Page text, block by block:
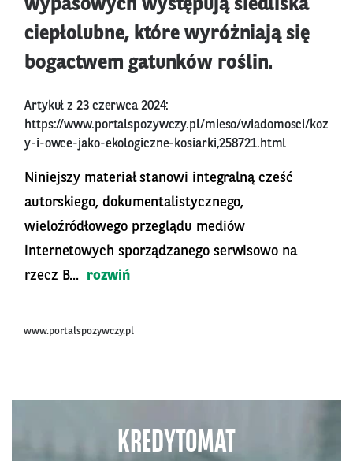
wypasowych występują siedliska
ciepłolubne, które wyróżniają się
bogactwem gatunków roślin.
Artykuł z 23 czerwca 2024:
https://www.portalspozywczy.pl/mieso/wiadomosci/koz
y-i-owce-jako-ekologiczne-kosiarki,258721.html
Niniejszy materiał stanowi integralną cześć
autorskiego, dokumentalistycznego,
wieloźródłowego przeglądu mediów
internetowych sporządzanego serwisowo na
rzecz B...
rozwiń
www.portalspozywczy.pl
KREDYTOMAT